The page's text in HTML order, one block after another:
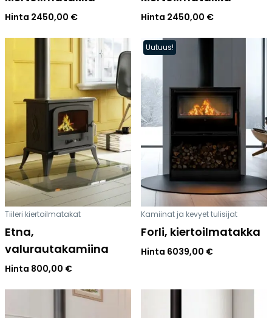
Hinta 2450,00 € Hinta 2450,00 €
Tiileri kiertoilmatakat
Etna,
valurautakamiina
Hinta 800,00 €
Uutuus!
Kamiinat ja kevyet tulisijat
Forli, kiertoilmatakka
Hinta 6039,00 €